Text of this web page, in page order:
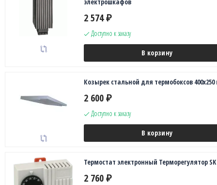
2 574 ₽
Доступно к заказу
В корзину
Козырек стальной для термобоксов
2 600 ₽
Доступно к заказу
В корзину
Термостат электронный Терморегулятор SK
2 760 ₽